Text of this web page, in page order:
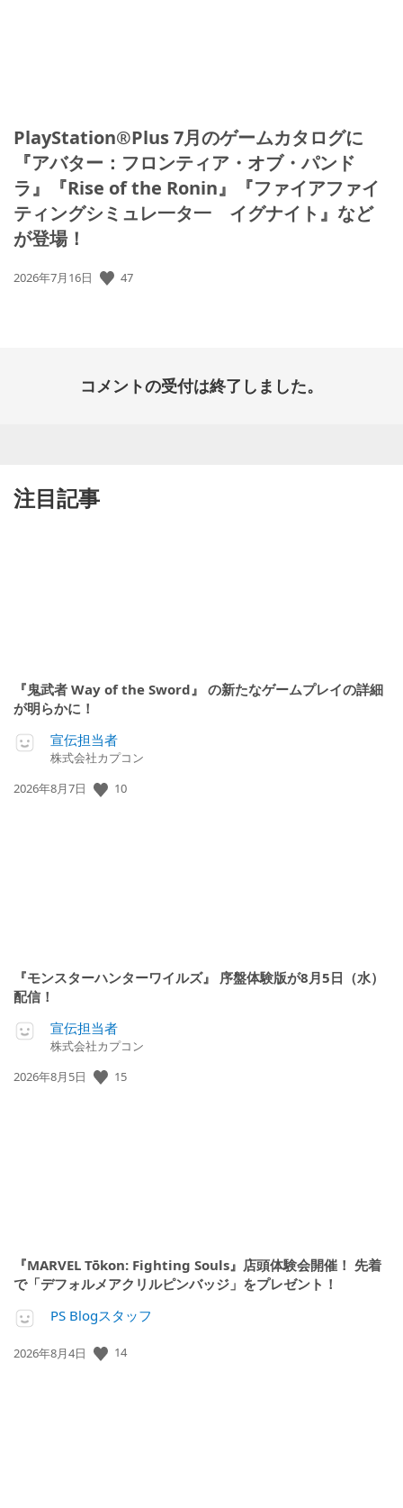
PlayStation®Plus 7月のゲームカタログに
『アバター：フロンティア・オブ・パンド
ラ』『Rise of the Ronin』『ファイアファイ
ティングシミュレ一タ一 イグナイト』など
が登場！
公
2026年7月16日 47
コメントの受付は終了しました。
注目記事
『鬼武者 Way of the Sword』 の新たなゲームプレイの詳細
が明らかに！
宣伝担当者
株式会社カプコン
公
2026年8月7日 10
『モンスターハンターワイルズ』 序盤体験版が8月5日（水）
配信！
宣伝担当者
株式会社カプコン
公
2026年8月5日 15
『MARVEL Tōkon: Fighting Souls』店頭体験会開催！ 先着
で「デフォルメアクリルピンバッジ」をプレゼント！
PS Blogスタッフ
公
2026年8月4日 14